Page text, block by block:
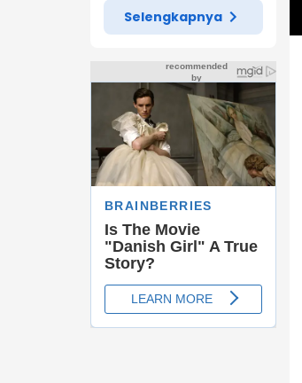
Selengkapnya